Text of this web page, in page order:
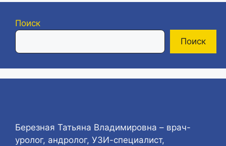
Поиск
Поиск
Березная Татьяна Владимировна – врач-
уролог, андролог, УЗИ-специалист,